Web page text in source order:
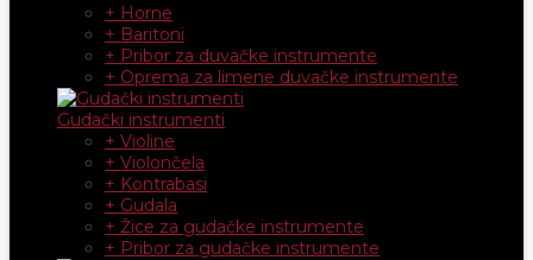
+ Horne
+ Baritoni
+ Pribor za duvačke instrumente
+ Oprema za limene duvačke instrumente
Gudački instrumenti
+ Violine
+ Violončela
+ Kontrabasi
+ Gudala
+ Žice za gudačke instrumente
+ Pribor za gudačke instrumente